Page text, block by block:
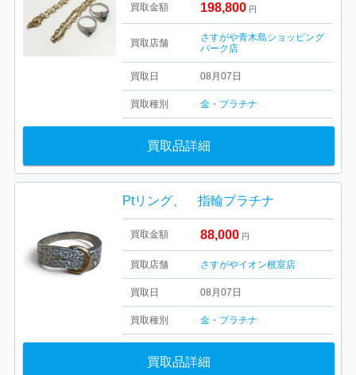
買取金額 198,800 円
買取店舗
さすがや青木島ショッピング
パーク店
買取日 08月07日
買取種別 金・プラチナ
買取品詳細
Ptリング、 指輪プラチナ
買取金額 88,000 円
買取店舗 さすがやイオン根室店
買取日 08月07日
買取種別 金・プラチナ
買取品詳細